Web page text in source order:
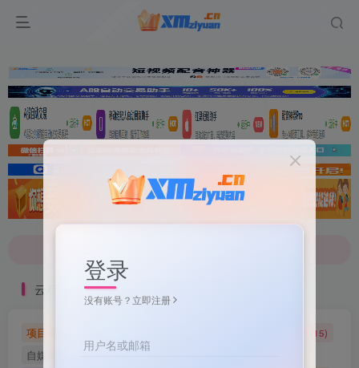
文案不会提取也不会写？八哥来帮忙！
7-9折！等多家顶流配音软件[配音神器Pro]-[配音鹅]-[南瓜配音]-[魔音工坊]-[逗哥配音]戳这里查看详情！
7-9折！等多家顶流配音软件[配音神器Pro]-[配音鹅]-[南瓜配音]-[魔音工坊]-[逗哥配音]戳这里查看详情！
云标签
项目实操 (15)
自媒体教程 (9) 自媒体 (1)
登录
没有账号？立即注册
用户名或邮箱